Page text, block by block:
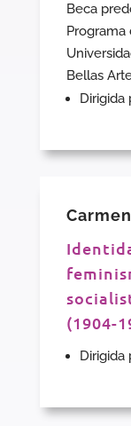
Beca
Bellas
Dirigida
(1904-
Dirigida